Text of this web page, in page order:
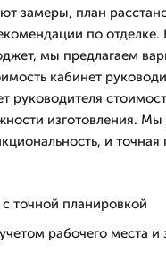
замеры, план
по отделке.
мы предлагаем
кабинет
руководителя
изготовления.
и точная
точной планировкой
рабочего места и